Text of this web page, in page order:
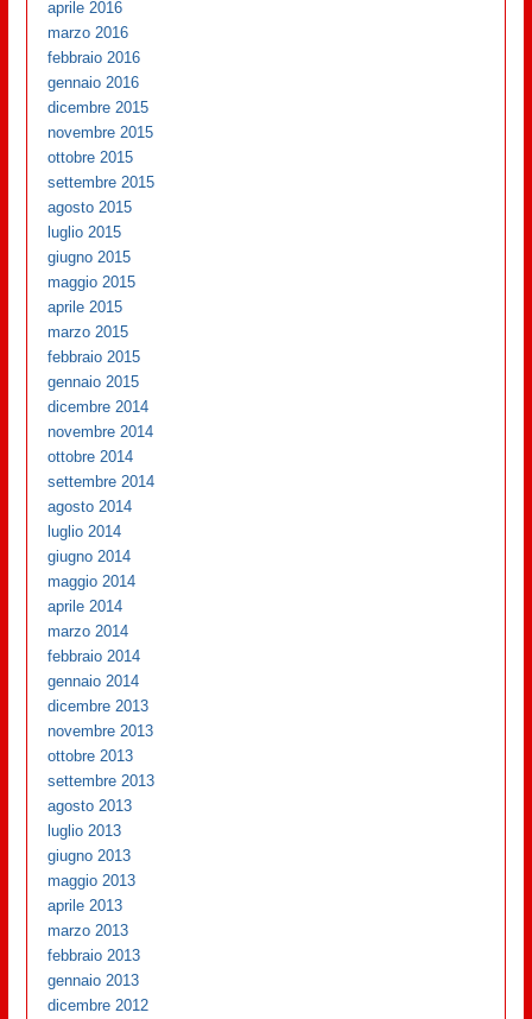
aprile 2016
marzo 2016
febbraio 2016
gennaio 2016
dicembre 2015
novembre 2015
ottobre 2015
settembre 2015
agosto 2015
luglio 2015
giugno 2015
maggio 2015
aprile 2015
marzo 2015
febbraio 2015
gennaio 2015
dicembre 2014
novembre 2014
ottobre 2014
settembre 2014
agosto 2014
luglio 2014
giugno 2014
maggio 2014
aprile 2014
marzo 2014
febbraio 2014
gennaio 2014
dicembre 2013
novembre 2013
ottobre 2013
settembre 2013
agosto 2013
luglio 2013
giugno 2013
maggio 2013
aprile 2013
marzo 2013
febbraio 2013
gennaio 2013
dicembre 2012